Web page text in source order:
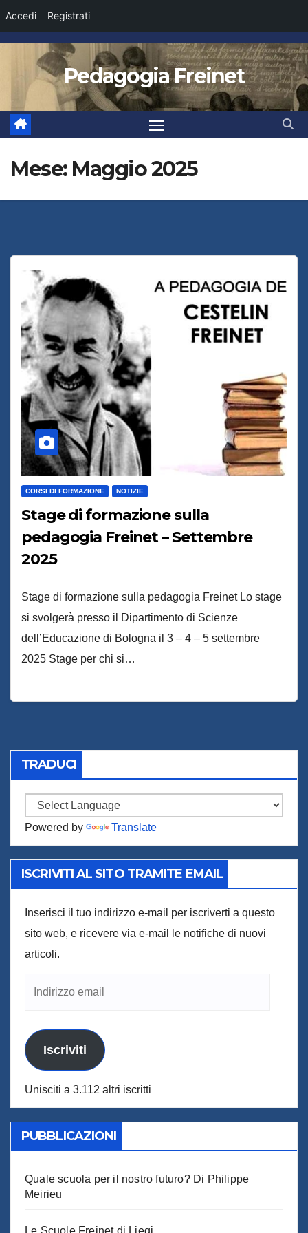
Accedi Registrati
Salta
contenuto
Pedagogia Freinet
Mese: Maggio 2025
CORSI DI FORMAZIONE NOTIZIE
Stage di formazione sulla
pedagogia Freinet – Settembre
2025
Stage di formazione sulla pedagogia Freinet Lo stage
si svolgerà presso il Dipartimento di Scienze
dell’Educazione di Bologna il 3 – 4 – 5 settembre
2025 Stage per chi si…
TRADUCI
Powered by Translate
ISCRIVITI AL SITO TRAMITE EMAIL
Inserisci il tuo indirizzo e-mail per iscriverti a questo
sito web, e ricevere via e-mail le notifiche di nuovi
articoli.
Iscriviti
Unisciti a 3.112 altri iscritti
PUBBLICAZIONI
Quale scuola per il nostro futuro? Di Philippe
Meirieu